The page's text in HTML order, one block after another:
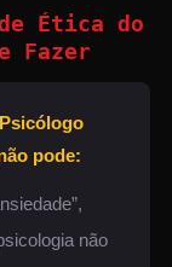
Ética do
Fazer
pode:
não